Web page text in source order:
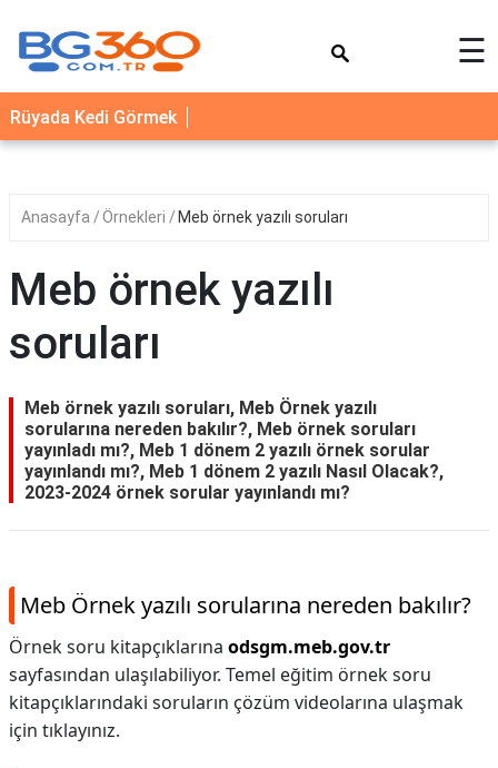
YEMEK
TARİFLERİ
SAĞLIK
İLETİŞİM
☰
Rüyada Kedi Görmek
Anasayfa Örnekleri Meb örnek yazılı soruları
Meb örnek yazılı
soruları
Meb örnek yazılı soruları, Meb Örnek yazılı
sorularına nereden bakılır?, Meb örnek soruları
yayınladı mı?, Meb 1 dönem 2 yazılı örnek sorular
yayınlandı mı?, Meb 1 dönem 2 yazılı Nasıl Olacak?,
2023-2024 örnek sorular yayınlandı mı?
Meb Örnek yazılı sorularına nereden bakılır?
Örnek soru kitapçıklarına odsgm.meb.gov.tr
sayfasından ulaşılabiliyor. Temel eğitim örnek soru
kitapçıklarındaki soruların çözüm videolarına ulaşmak
için tıklayınız.